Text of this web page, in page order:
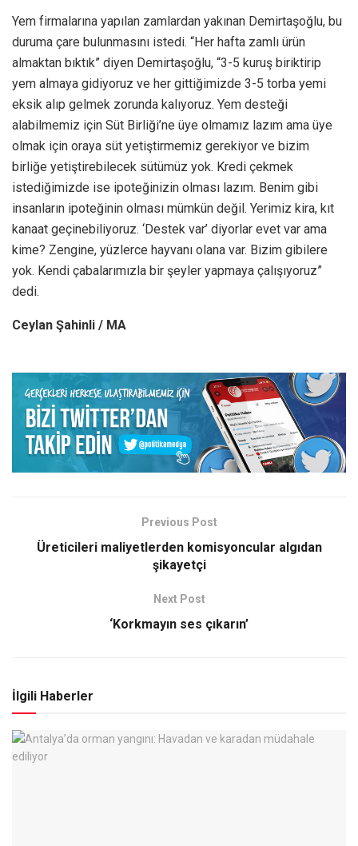
Yem firmalarına yapılan zamlardan yakınan Demirtaşoğlu, bu
duruma çare bulunmasını istedi. “Her hafta zamlı ürün
almaktan bıktık” diyen Demirtaşoğlu, “3-5 kuruş biriktirip
yem almaya gidiyoruz ve her gittiğimizde 3-5 torba yemi
eksik alıp gelmek zorunda kalıyoruz. Yem desteği
alabilmemiz için Süt Birliği’ne üye olmamız lazım ama üye
olmak için oraya süt yetiştirmemiz gerekiyor ve bizim
birliğe yetiştirebilecek sütümüz yok. Kredi çekmek
istediğimizde ise ipoteğinizin olması lazım. Benim gibi
insanların ipoteğinin olması mümkün değil. Yerimiz kira, kıt
kanaat geçinebiliyoruz. ‘Destek var’ diyorlar evet var ama
kime? Zengine, yüzlerce hayvanı olana var. Bizim gibilere
yok. Kendi çabalarımızla bir şeyler yapmaya çalışıyoruz”
dedi.
Ceylan Şahinli / MA
Previous Post
Üreticileri maliyetlerden komisyoncular algıdan
şikayetçi
Next Post
‘Korkmayın ses çıkarın’
İlgili Haberler